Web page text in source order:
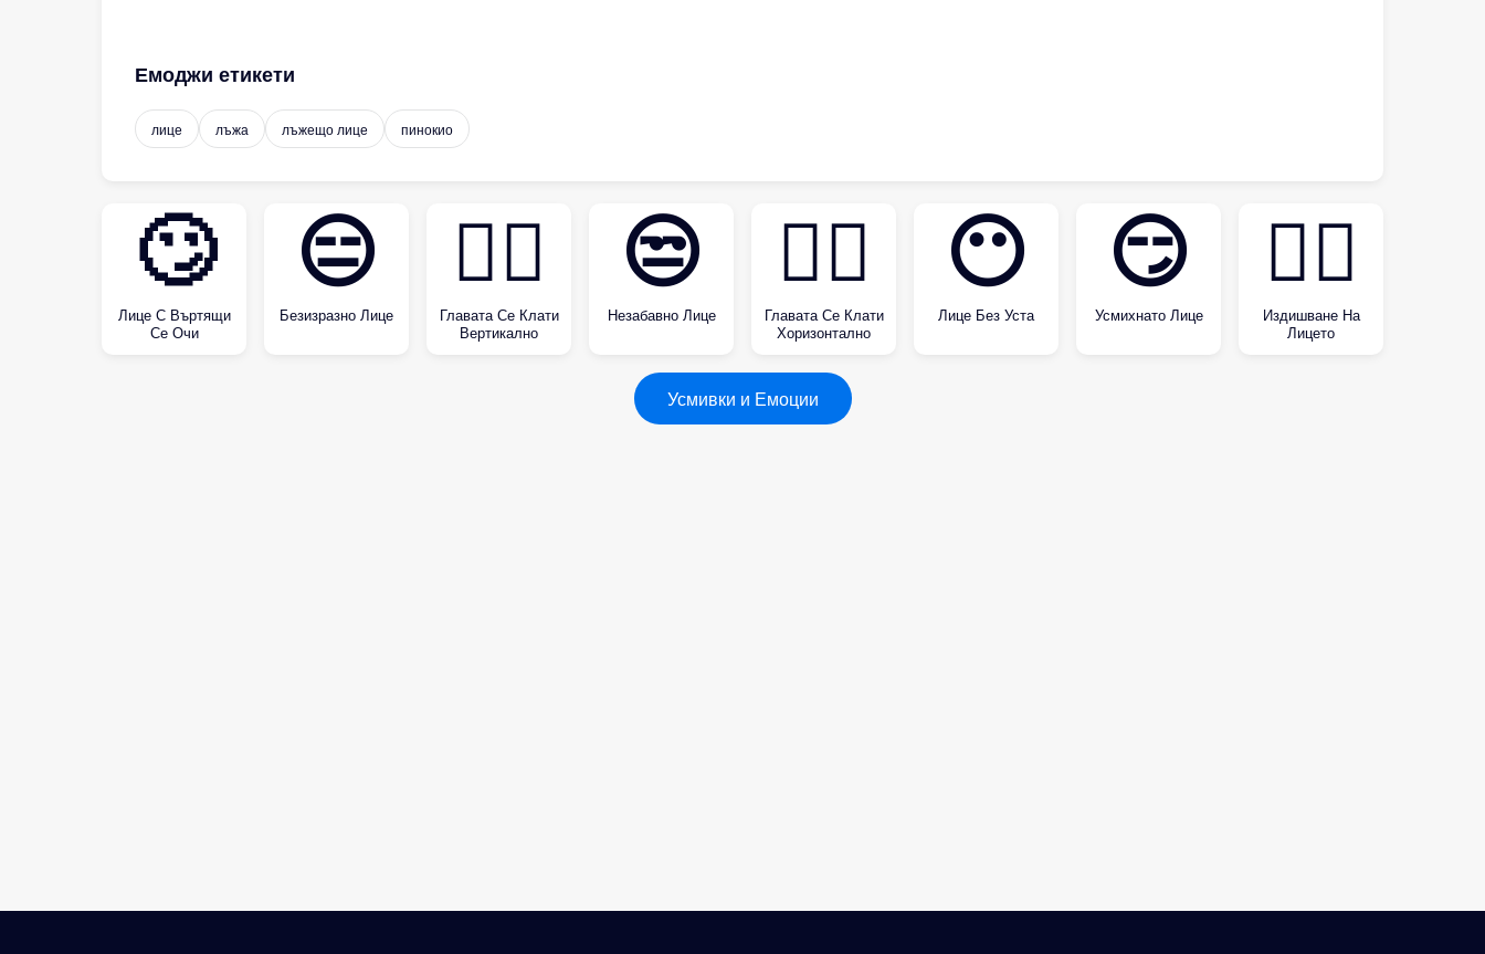
Емоджи етикети
лице лъжа лъжещо лице пинокио
🙄
Лице С Въртящи
Се Очи
😑
Безизразно Лице
🙂‍↕️
Главата Се Клати
Вертикално
😒
Незабавно Лице
🙂‍↔️
Главата Се Клати
Хоризонтално
😶
Лице Без Уста
😏
Усмихнато Лице
😮‍💨
Издишване На
Лицето
Усмивки и Емоции